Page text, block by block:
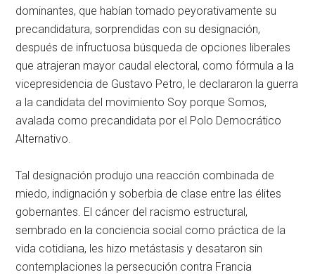
dominantes, que habían tomado peyorativamente su
precandidatura, sorprendidas con su designación,
después de infructuosa búsqueda de opciones liberales
que atrajeran mayor caudal electoral, como fórmula a la
vicepresidencia de Gustavo Petro, le declararon la guerra
a la candidata del movimiento Soy porque Somos,
avalada como precandidata por el Polo Democrático
Alternativo.
Tal designación produjo una reacción combinada de
miedo, indignación y soberbia de clase entre las élites
gobernantes. El cáncer del racismo estructural,
sembrado en la conciencia social como práctica de la
vida cotidiana, les hizo metástasis y desataron sin
contemplaciones la persecución contra Francia